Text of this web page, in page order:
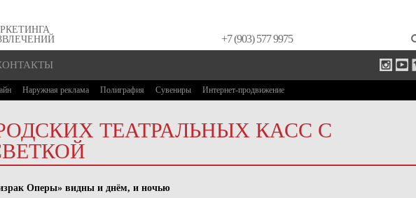
+7 (903) 577 9975
Наружная реклама Полиграфия Сувениры Интернет-продвижение
ТЕАТРАЛЬНЫХ КАСС С
Оперы» видны и днём, и ночью